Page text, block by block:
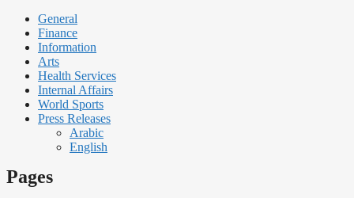
General
Finance
Information
Arts
Health Services
Internal Affairs
World Sports
Press Releases
Arabic
English
Pages